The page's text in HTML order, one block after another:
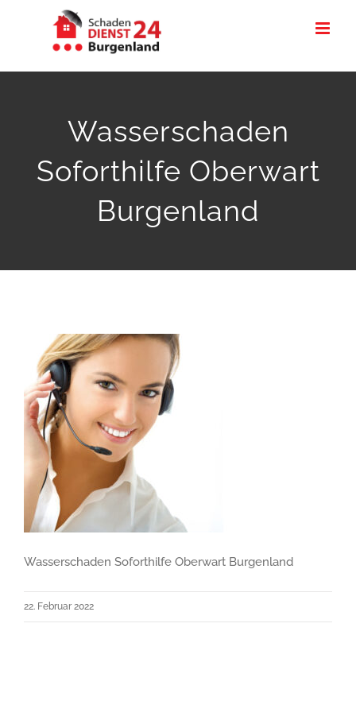
Wasserschaden
Soforthilfe Oberwart
Burgenland
Wasserschaden Soforthilfe Oberwart Burgenland
22. Februar 2022